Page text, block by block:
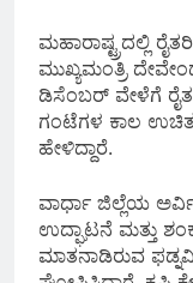
ಮಹಾರಾಷ್ಟ್ರದಲ್ಲಿ
ಮುಖ್ಯಮಂತ್ರಿ
ಡಿಸೆಂಬರ್ ವೇಳೆಗೆ
ಗಂಟೆಗಳ ಕಾಲ ಉಚಿತ
ಹೇಳಿದ್ದಾರೆ.
ವಾರ್ಧಾ ಜಿಲ್ಲೆಯ
ಉದ್ಘಾಟನೆ ಮತ್ತು
ಮಾತನಾಡಿರುವ